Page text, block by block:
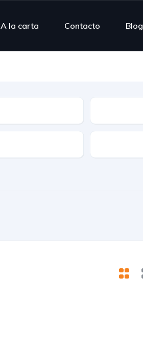
A la carta Contacto Blog